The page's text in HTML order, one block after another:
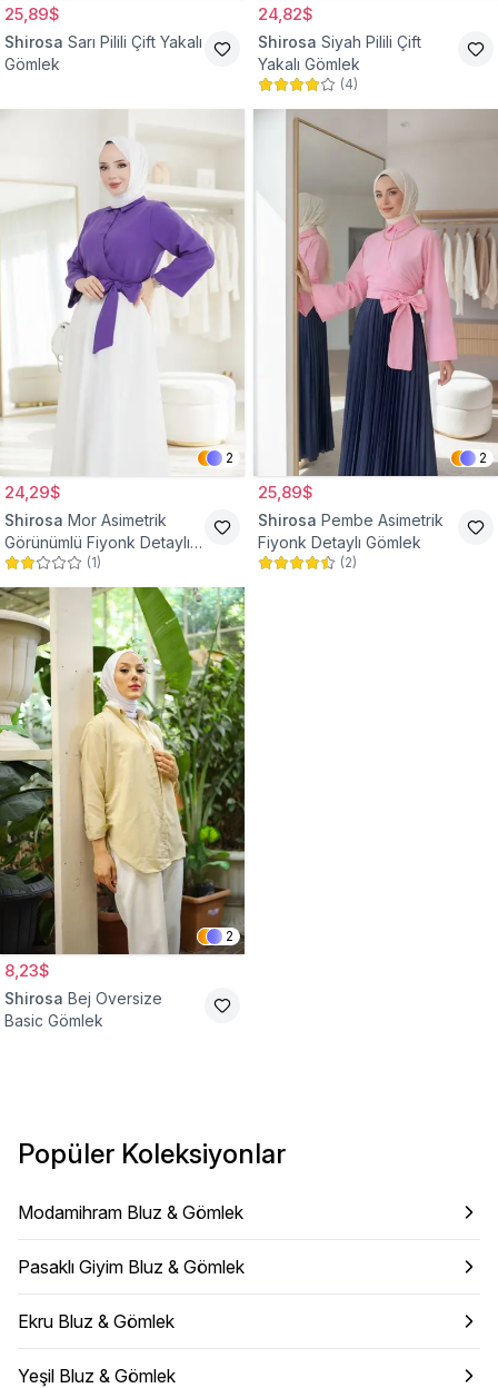
25,89$
Shirosa Sarı Pilili Çift Yakalı
Gömlek
24,82$
Shirosa Siyah Pilili Çift
Yakalı Gömlek
(4)
2
24,29$
Shirosa Mor Asimetrik
Görünümlü Fiyonk Detaylı
Gömlek
(1)
2
25,89$
Shirosa Pembe Asimetrik
Fiyonk Detaylı Gömlek
(2)
2
8,23$
Shirosa Bej Oversize
Basic Gömlek
Popüler Koleksiyonlar
Modamihram Bluz & Gömlek
Pasaklı Giyim Bluz & Gömlek
Ekru Bluz & Gömlek
Yeşil Bluz & Gömlek